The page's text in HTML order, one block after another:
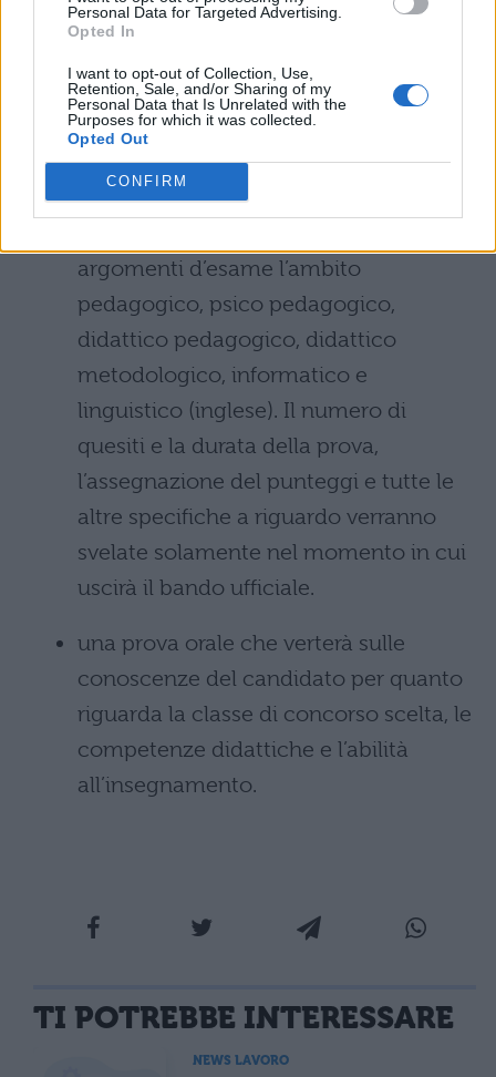
Personal Data for Targeted Advertising.
Opted In
I want to opt-out of Collection, Use,
Retention, Sale, and/or Sharing of my
Personal Data that Is Unrelated with the
Purposes for which it was collected.
Opted Out
CONFIRM
dovranno essere superate per poter
risultare vincitori. Tuttavia, in questo caso le
prove previste per il superamento del
concorso saranno due:
una prova scritta con quesisti a
argomenti d’esame l’ambito
pedagogico, psico pedagogico,
didattico pedagogico, didattico
metodologico, informatico e
linguistico (inglese). Il numero di
quesiti e la durata della prova,
l’assegnazione del punteggi e tutte le
altre specifiche a riguardo verranno
svelate solamente nel momento in cui
uscirà il bando ufficiale.
una prova orale che verterà sulle
conoscenze del candidato per quanto
riguarda la classe di concorso scelta, le
competenze didattiche e l’abilità
all’insegnamento.
TI POTREBBE INTERESSARE
NEWS LAVORO